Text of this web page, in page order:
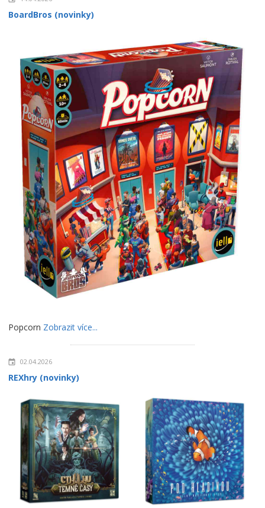
BoardBros (novinky)
Popcorn Zobrazit více...
02.04.2026
REXhry (novinky)